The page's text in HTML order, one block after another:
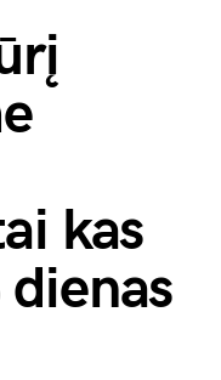
kas